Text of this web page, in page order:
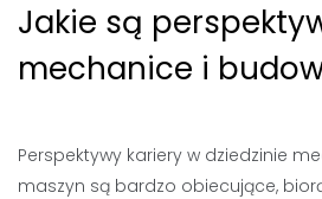
Jakie są
mechanice i
Perspektywy kariery w dziedzinie
maszyn są bardzo obiecujące,